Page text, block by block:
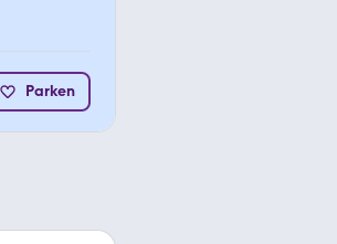
Parken